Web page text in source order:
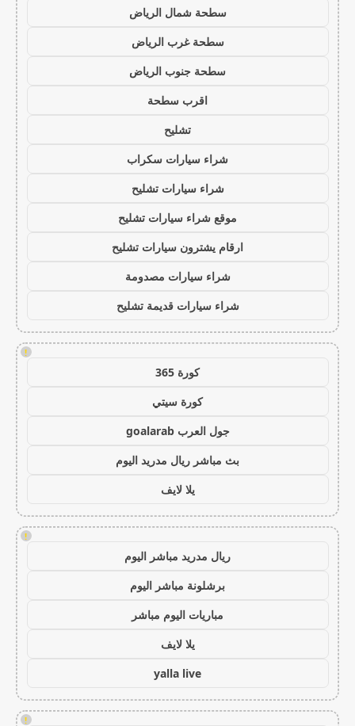
سطحة شمال الرياض
سطحة غرب الرياض
سطحة جنوب الرياض
اقرب سطحة
تشليح
شراء سيارات سكراب
شراء سيارات تشليح
موقع شراء سيارات تشليح
ارقام يشترون سيارات تشليح
شراء سيارات مصدومة
شراء سيارات قديمة تشليح
!
كورة 365
كورة سيتي
جول العرب goalarab
بث مباشر ريال مدريد اليوم
يلا لايف
!
ريال مدريد مباشر اليوم
برشلونة مباشر اليوم
مباريات اليوم مباشر
يلا لايف
yalla live
!